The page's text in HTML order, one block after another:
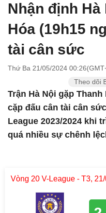
Nhận định
Hóa (19h15
tài cân sức
Thứ Ba 21/05/2024
Theo dõi
Trận Hà Nội gặp
cặp đấu cân tài cân
League 2023/2024 khi
quá nhiều sự chênh